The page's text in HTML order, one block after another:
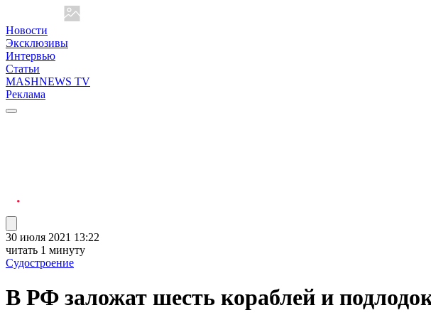
Новости
Эксклюзивы
Интервью
Статьи
MASHNEWS TV
Реклама
30 июля 2021 13:22
читать 1 минуту
Судостроение
В РФ заложат шесть кораблей и